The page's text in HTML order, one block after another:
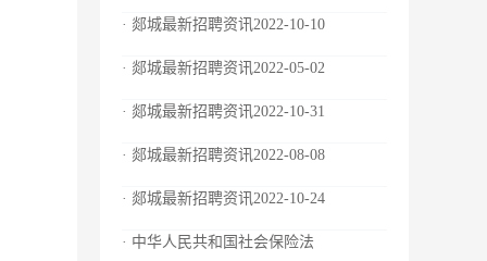
· 郯城最新招聘资讯2022-10-10
· 郯城最新招聘资讯2022-05-02
· 郯城最新招聘资讯2022-10-31
· 郯城最新招聘资讯2022-08-08
· 郯城最新招聘资讯2022-10-24
· 中华人民共和国社会保险法